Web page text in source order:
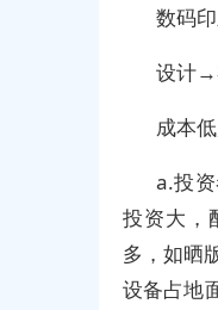
数码
设计
成本
a.投
投资大，
多，如晒
设备占地